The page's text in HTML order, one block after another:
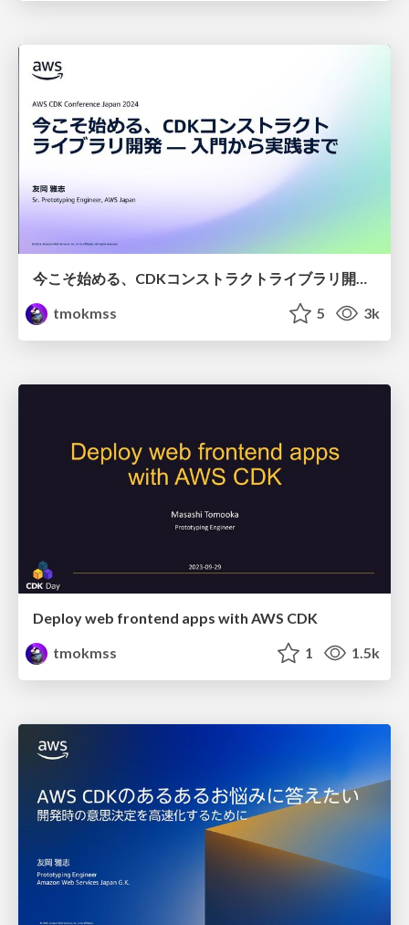
今こそ始める、CDKコンストラクトライブラリ開発 ― 入門から実践まで
tmokmss
5 3k
Deploy web frontend apps with AWS CDK
tmokmss
1 1.5k